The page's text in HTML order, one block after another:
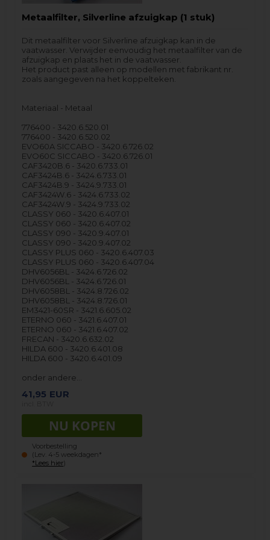
Metaalfilter, Silverline afzuigkap (1 stuk)
Dit metaalfilter voor Silverline afzuigkap kan in de
vaatwasser. Verwijder eenvoudig het metaalfilter van de
afzuigkap en plaats het in de vaatwasser.
Het product past alleen op modellen met fabrikant nr.
zoals aangegeven na het koppelteken.
Materiaal - Metaal
776400 - 3420.6.520.01
776400 - 3420.6.520.02
EVO60A SICCABO - 3420.6.726.02
EVO60C SICCABO - 3420.6.726.01
CAF3420B.6 - 3420.6.733.01
CAF3424B.6 - 3424.6.733.01
CAF3424B.9 - 3424.9.733.01
CAF3424W.6 - 3424.6.733.02
CAF3424W.9 - 3424.9.733.02
CLASSY 060 - 3420.6.407.01
CLASSY 060 - 3420.6.407.02
CLASSY 090 - 3420.9.407.01
CLASSY 090 - 3420.9.407.02
CLASSY PLUS 060 - 3420.6.407.03
CLASSY PLUS 060 - 3420.6.407.04
DHV6056BL - 3424.6.726.02
DHV6056BL - 3424.6.726.01
DHV6058BL - 3424.8.726.02
DHV6058BL - 3424.8.726.01
EM3421-60SR - 3421.6.605.02
ETERNO 060 - 3421.6.407.01
ETERNO 060 - 3421.6.407.02
FRECAN - 3420.6.632.02
HILDA 600 - 3420.6.401.08
HILDA 600 - 3420.6.401.09
onder andere…
41,95 EUR
Voorbestelling
(Lev. 4-5 weekdagen*
*Lees hier)